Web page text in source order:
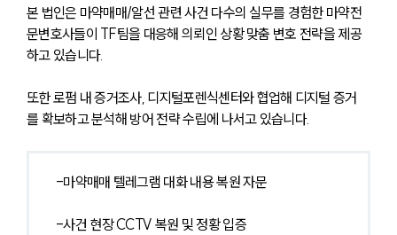
본 법인은 마약매매/알선 관련 사건 다수의 실무를 경험한 마약전
문변호사들이 TF팀을 대응해 의뢰인 상황 맞춤 변호 전략을 제공
하고 있습니다.
또한 로펌 내 증거조사, 디지털포렌식센터와 협업해 디지털 증거
를 확보하고 분석해 방어 전략 수립에 나서고 있습니다.
-마약매매 텔레그램 대화 내용 복원 자문
-사건 현장 CCTV 복원 및 정황 입증